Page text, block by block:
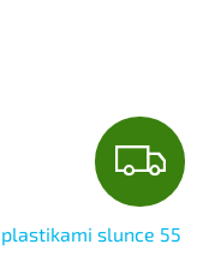
Z
D
slunce 55